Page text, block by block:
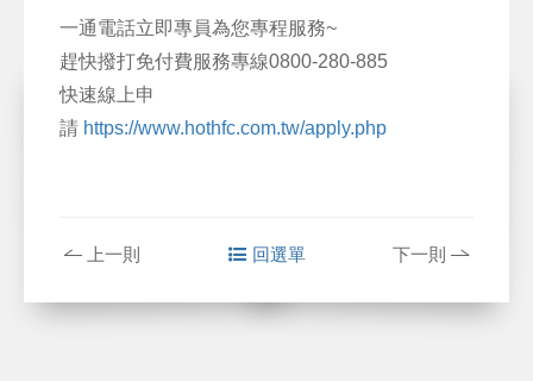
一通電話立即專員為您專程服務~
趕快撥打免付費服務專線0800-280-885
快速線上申
請 https://www.hothfc.com.tw/apply.php
上一則 下一則
回選單